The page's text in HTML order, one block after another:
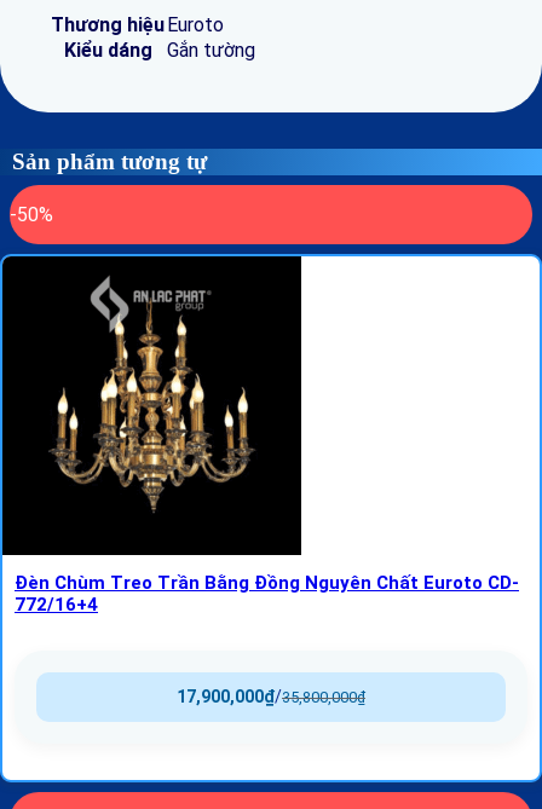
Thương hiệuEuroto
Kiểu dáng
Gắn tường
Sản phẩm tương tự
-50%
Đèn Chùm Treo Trần Bằng Đồng Nguyên Chất Euroto CD-
772/16+4
35,800,000₫
/
17,900,000₫